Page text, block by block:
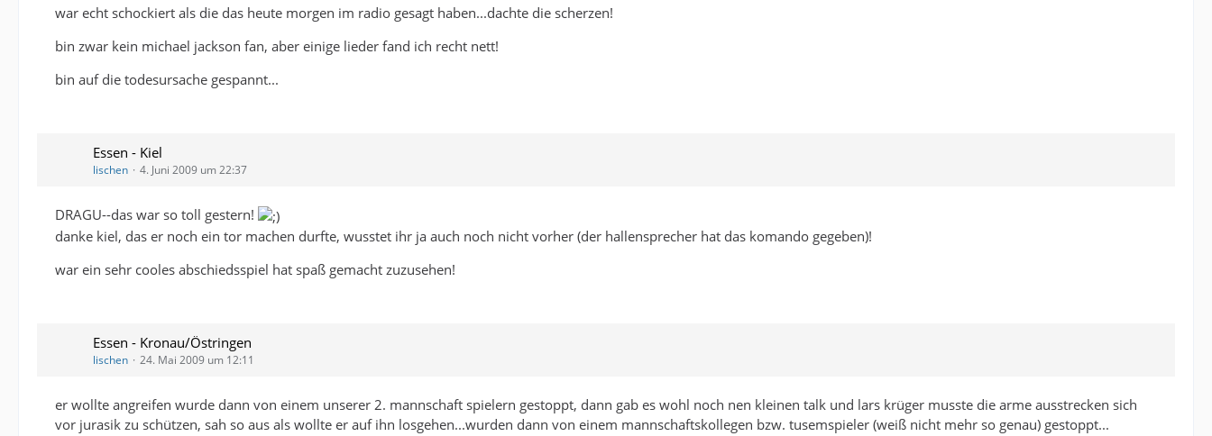
war echt schockiert als die das heute morgen im radio gesagt haben...dachte die scherzen!
bin zwar kein michael jackson fan, aber einige lieder fand ich recht nett!
bin auf die todesursache gespannt...
Essen - Kiel
lischen 4. Juni 2009 um 22:37
DRAGU--das war so toll gestern!
danke kiel, das er noch ein tor machen durfte, wusstet ihr ja auch noch nicht vorher (der hallensprecher hat das komando gegeben)!
war ein sehr cooles abschiedsspiel hat spaß gemacht zuzusehen!
Essen - Kronau/Östringen
lischen 24. Mai 2009 um 12:11
er wollte angreifen wurde dann von einem unserer 2. mannschaft spielern gestoppt, dann gab es wohl noch nen kleinen talk und lars krüger musste die arme ausstrecken sich
vor jurasik zu schützen, sah so aus als wollte er auf ihn losgehen...wurden dann von einem mannschaftskollegen bzw. tusemspieler (weiß nicht mehr so genau) gestoppt...